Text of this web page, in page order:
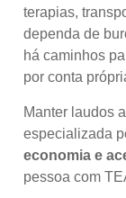
terapias,
dependa de
há caminhos
por conta
Manter laudos
especializada
economia e
pessoa com